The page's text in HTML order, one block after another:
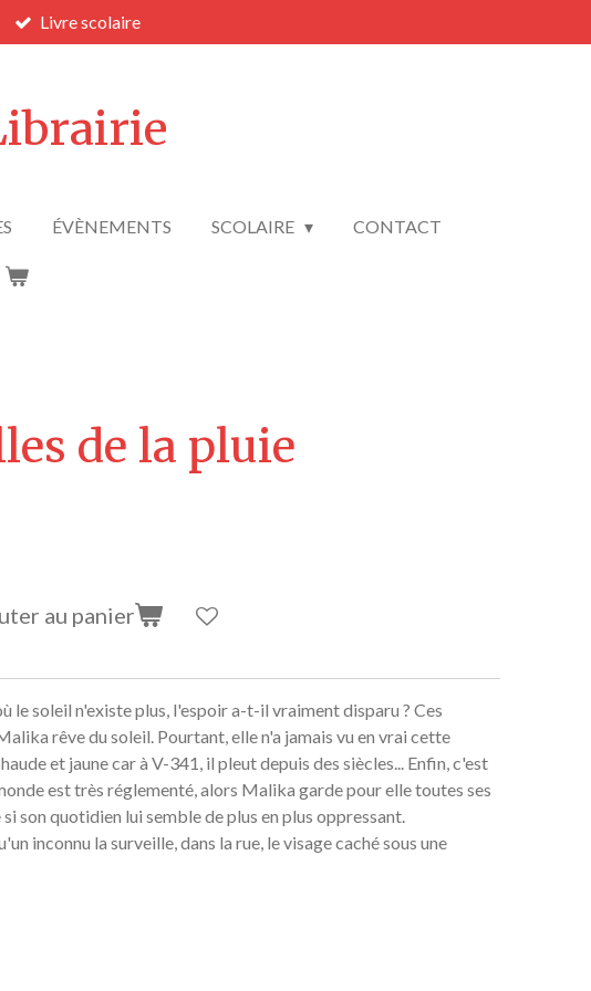
Livre scolaire
ÉVÈNEMENTS SCOLAIRE CONTACT
de la pluie
au panier
le soleil n'existe plus, l'espoir a-t-il vraiment disparu ? Ces
rêve du soleil. Pourtant, elle n'a jamais vu en vrai cette
et jaune car à V-341, il pleut depuis des siècles... Enfin, c'est
est très réglementé, alors Malika garde pour elle toutes ses
son quotidien lui semble de plus en plus oppressant.
inconnu la surveille, dans la rue, le visage caché sous une